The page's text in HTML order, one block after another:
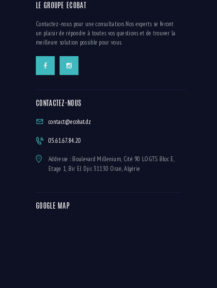
LE GROUPE ECOBAT
Contactez-nous pour une consultation. Nos experts se feront
un plaisir de répondre à toutes vos questions et de trouver la
meilleure solution possible pour vous.
CONTACTEZ-NOUS
contact@ecobat.dz
05.61.67.84.20
Addresse : Boulevard Millenium, Cité 90 LOGTS Bloc E,
Etage 1, Bir El Djir. 31130 Oran, Algérie
GOOGLE MAP